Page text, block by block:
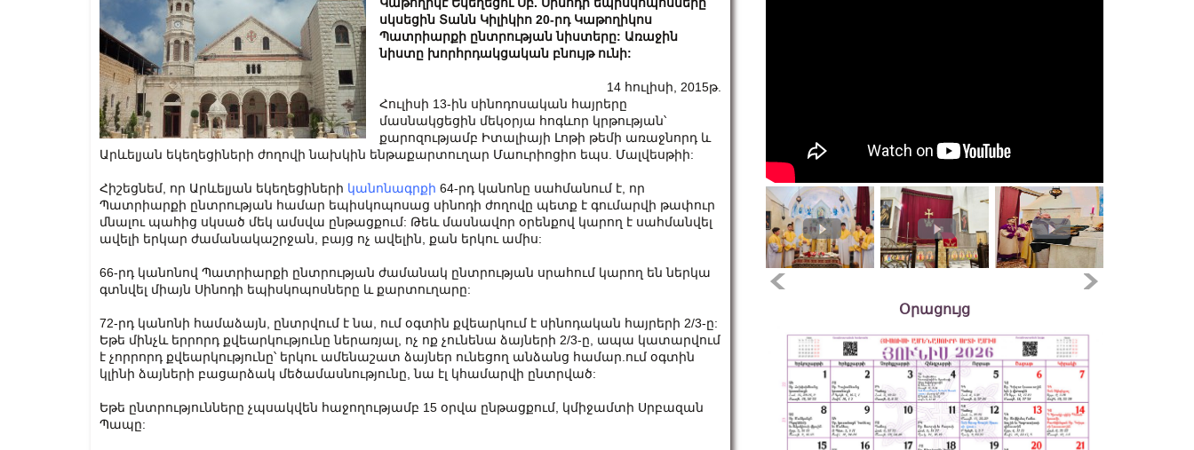
սկսեցին Տանն Կիլիկիո 20-րդ Կաթողիկոս
Պատրիարքի ընտրության նիստերը: Առաջին
նիստը խորհրդակցական բնույթ ունի:
14 հուլիսի, 2015թ.
Հուլիսի 13-ին սինոդոսական հայրերը
մասնակցեցին մեկօրյա հոգևոր կրթության՝
քարոզությամբ Իտալիայի Լոթի թեմի առաջնորդ և
Արևելյան եկեղեցիների ժողովի նախկին ենթաքարտուղար Մաուրիոցիո եպս. Մալվեսթիի:
Հիշեցնեմ, որ Արևելյան եկեղեցիների կանոնագրքի 64-րդ կանոնը սահմանում է, որ
Պատրիարքի ընտրության համար եպիսկոպոսաց սինոդի ժողովը պետք է գումարվի թափուր
մնալու պահից սկսած մեկ ամսվա ընթացքում: Թեև մասնավոր օրենքով կարող է սահմանվել
ավելի երկար ժամանակաշրջան, բայց ոչ ավելին, քան երկու ամիս:
66-րդ կանոնով Պատրիարքի ընտրության ժամանակ ընտրության սրահում կարող են ներկա
գտնվել միայն Սինոդի եպիսկոպոսները և քարտուղարը:
72-րդ կանոնի համաձայն, ընտրվում է նա, ում օգտին քվեարկում է սինոդական հայրերի 2/3-ը:
Եթե մինչև երրորդ քվեարկությունը ներառյալ, ոչ ոք չունենա ձայների 2/3-ը, ապա կատարվում
է չորրորդ քվեարկությունը՝ երկու ամենաշատ ձայներ ունեցող անձանց համար.ում օգտին
կլինի ձայների բացարձակ մեծամասնությունը, նա էլ կհամարվի ընտրված:
Եթե ընտրությունները չպսակվեն հաջողությամբ 15 օրվա ընթացքում, կմիջամտի Սրբազան
Պապը:
Օրացույց